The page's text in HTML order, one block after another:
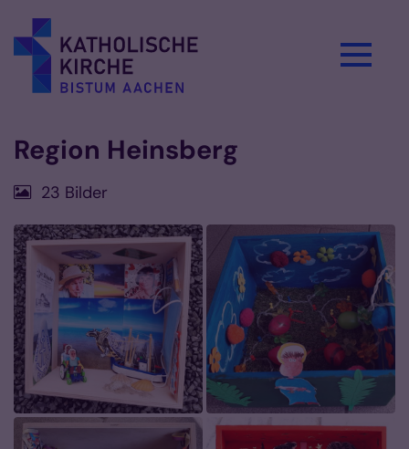
Region Heinsberg
23 Bilder